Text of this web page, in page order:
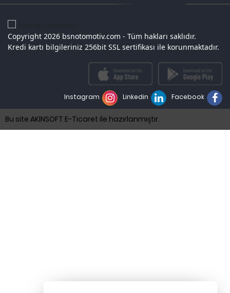
Copyright 2026 bsnotomotiv.com - Tüm hakları saklıdır.
Kredi kartı bilgileriniz 256bit SSL sertifikası ile korunmaktadır.
Facebook
Linkedin
Instagram
Bu site AKINSOFT E-Ticaret ile hazırlanmıştır.